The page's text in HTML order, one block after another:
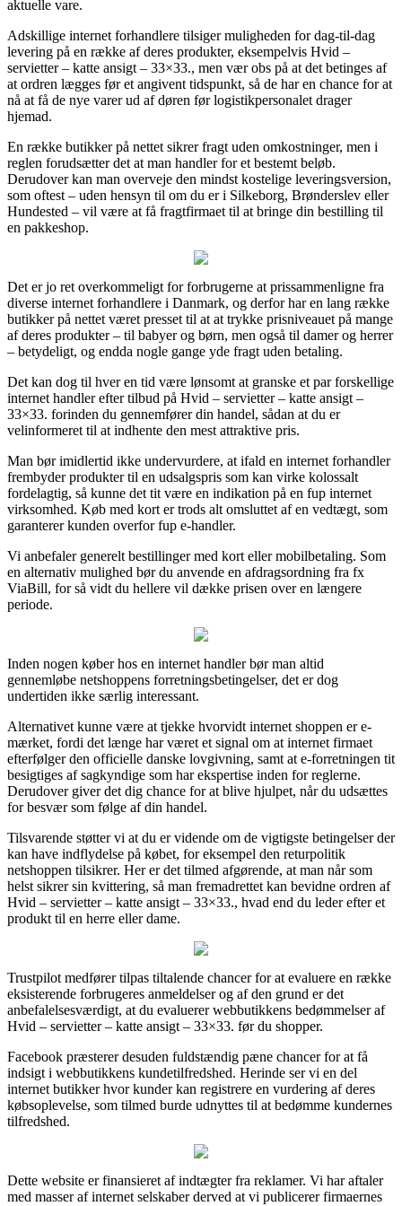
aktuelle vare.
Adskillige internet forhandlere tilsiger muligheden for dag-til-dag
levering på en række af deres produkter, eksempelvis Hvid –
servietter – katte ansigt – 33×33., men vær obs på at det betinges af
at ordren lægges før et angivent tidspunkt, så de har en chance for at
nå at få de nye varer ud af døren før logistikpersonalet drager
hjemad.
En række butikker på nettet sikrer fragt uden omkostninger, men i
reglen forudsætter det at man handler for et bestemt beløb.
Derudover kan man overveje den mindst kostelige leveringsversion,
som oftest – uden hensyn til om du er i Silkeborg, Brønderslev eller
Hundested – vil være at få fragtfirmaet til at bringe din bestilling til
en pakkeshop.
Det er jo ret overkommeligt for forbrugerne at prissammenligne fra
diverse internet forhandlere i Danmark, og derfor har en lang række
butikker på nettet været presset til at at trykke prisniveauet på mange
af deres produkter – til babyer og børn, men også til damer og herrer
– betydeligt, og endda nogle gange yde fragt uden betaling.
Det kan dog til hver en tid være lønsomt at granske et par forskellige
internet handler efter tilbud på Hvid – servietter – katte ansigt –
33×33. forinden du gennemfører din handel, sådan at du er
velinformeret til at indhente den mest attraktive pris.
Man bør imidlertid ikke undervurdere, at ifald en internet forhandler
frembyder produkter til en udsalgspris som kan virke kolossalt
fordelagtig, så kunne det tit være en indikation på en fup internet
virksomhed. Køb med kort er trods alt omsluttet af en vedtægt, som
garanterer kunden overfor fup e-handler.
Vi anbefaler generelt bestillinger med kort eller mobilbetaling. Som
en alternativ mulighed bør du anvende en afdragsordning fra fx
ViaBill, for så vidt du hellere vil dække prisen over en længere
periode.
Inden nogen køber hos en internet handler bør man altid
gennemløbe netshoppens forretningsbetingelser, det er dog
undertiden ikke særlig interessant.
Alternativet kunne være at tjekke hvorvidt internet shoppen er e-
mærket, fordi det længe har været et signal om at internet firmaet
efterfølger den officielle danske lovgivning, samt at e-forretningen tit
besigtiges af sagkyndige som har ekspertise inden for reglerne.
Derudover giver det dig chance for at blive hjulpet, når du udsættes
for besvær som følge af din handel.
Tilsvarende støtter vi at du er vidende om de vigtigste betingelser der
kan have indflydelse på købet, for eksempel den returpolitik
netshoppen tilsikrer. Her er det tilmed afgørende, at man når som
helst sikrer sin kvittering, så man fremadrettet kan bevidne ordren af
Hvid – servietter – katte ansigt – 33×33., hvad end du leder efter et
produkt til en herre eller dame.
Trustpilot medfører tilpas tiltalende chancer for at evaluere en række
eksisterende forbrugeres anmeldelser og af den grund er det
anbefalelsesværdigt, at du evaluerer webbutikkens bedømmelser af
Hvid – servietter – katte ansigt – 33×33. før du shopper.
Facebook præsterer desuden fuldstændig pæne chancer for at få
indsigt i webbutikkens kundetilfredshed. Herinde ser vi en del
internet butikker hvor kunder kan registrere en vurdering af deres
købsoplevelse, som tilmed burde udnyttes til at bedømme kundernes
tilfredshed.
Dette website er finansieret af indtægter fra reklamer. Vi har aftaler
med masser af internet selskaber derved at vi publicerer firmaernes